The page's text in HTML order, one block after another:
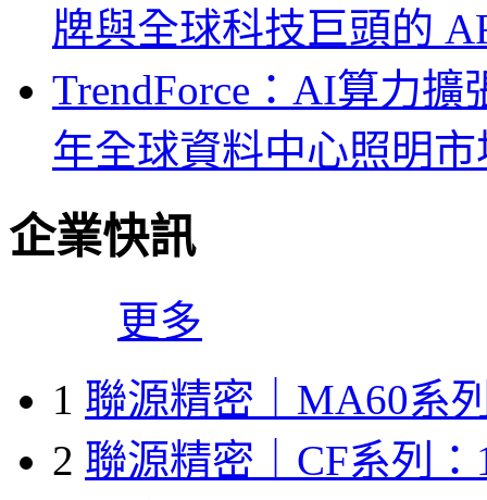
牌與全球科技巨頭的
TrendForce：AI算力擴
年全球資料中心照明
企業快訊
更多
1 聯源精密｜MA60系
2 聯源精密｜CF系列：